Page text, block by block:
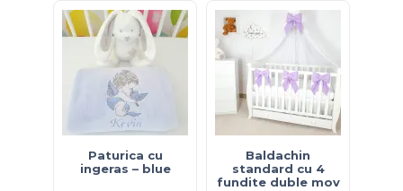
Paturica cu
ingeras – blue
Baldachin
standard cu 4
fundite duble mov